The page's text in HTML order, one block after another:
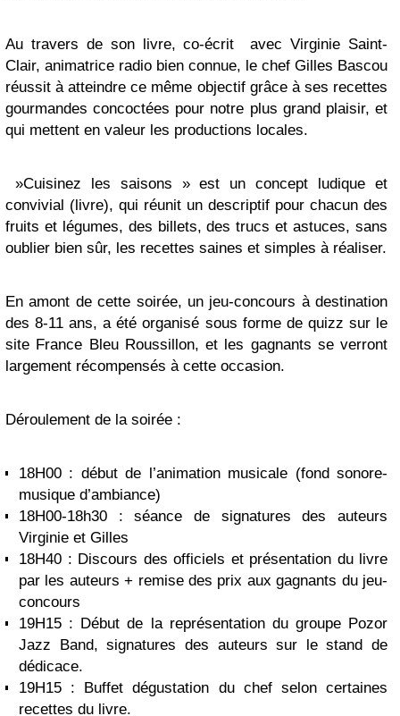
Au travers de son livre, co-écrit avec Virginie Saint-
Clair, animatrice radio bien connue, le chef Gilles Bascou
réussit à atteindre ce même objectif grâce à ses recettes
gourmandes concoctées pour notre plus grand plaisir, et
qui mettent en valeur les productions locales.
»Cuisinez les saisons » est un concept ludique et
convivial (livre), qui réunit un descriptif pour chacun des
fruits et légumes, des billets, des trucs et astuces, sans
oublier bien sûr, les recettes saines et simples à réaliser.
En amont de cette soirée, un jeu-concours à destination
des 8-11 ans, a été organisé sous forme de quizz sur le
site France Bleu Roussillon, et les gagnants se verront
largement récompensés à cette occasion.
Déroulement de la soirée :
18H00 : début de l’animation musicale (fond sonore-
musique d’ambiance)
18H00-18h30 : séance de signatures des auteurs
Virginie et Gilles
18H40 : Discours des officiels et présentation du livre
par les auteurs + remise des prix aux gagnants du jeu-
concours
19H15 : Début de la représentation du groupe Pozor
Jazz Band, signatures des auteurs sur le stand de
dédicace.
19H15 : Buffet dégustation du chef selon certaines
recettes du livre.